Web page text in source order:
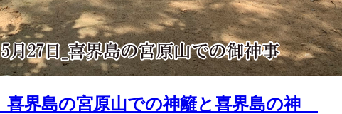
喜界島の宮原山での神籬と喜界島の神